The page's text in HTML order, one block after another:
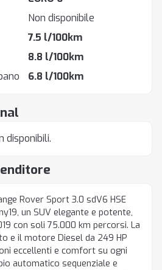
Rover Sport 3.0 sdV6 HSE
un SUV elegante e potente,
con soli 75.000 km percorsi. La
e il motore Diesel da 249 HP
eccellenti e comfort su ogni
automatico sequenziale e
disponibili.
Non disponibile
7.5 l/100km
8.8 l/100km
6.8 l/100km